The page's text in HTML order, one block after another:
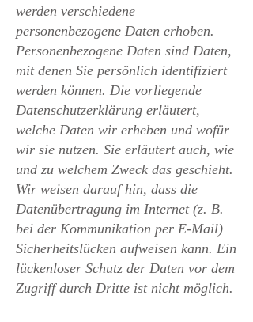
werden verschiedene
personenbezogene Daten erhoben.
Personenbezogene Daten sind Daten,
mit denen Sie persönlich identifiziert
werden können. Die vorliegende
Datenschutzerklärung erläutert,
welche Daten wir erheben und wofür
wir sie nutzen. Sie erläutert auch, wie
und zu welchem Zweck das geschieht.
Wir weisen darauf hin, dass die
Datenübertragung im Internet (z. B.
bei der Kommunikation per E-Mail)
Sicherheitslücken aufweisen kann. Ein
lückenloser Schutz der Daten vor dem
Zugriff durch Dritte ist nicht möglich.